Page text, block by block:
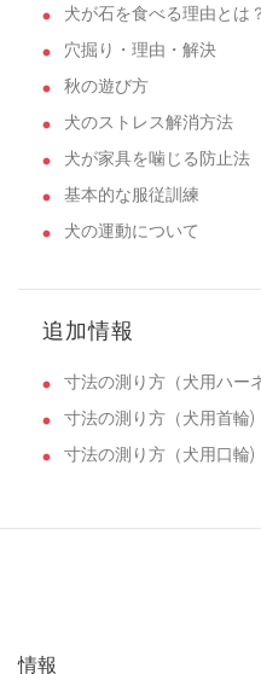
犬が石を食べる理由とは？
穴掘り・理由・解決
秋の遊び方
犬のストレス解消方法
犬が家具を噛じる防止法
基本的な服従訓練
犬の運動について
追加情報
寸法の測り方（犬用ハー
寸法の測り方（犬用首輪)
寸法の測り方（犬用口輪)
情報